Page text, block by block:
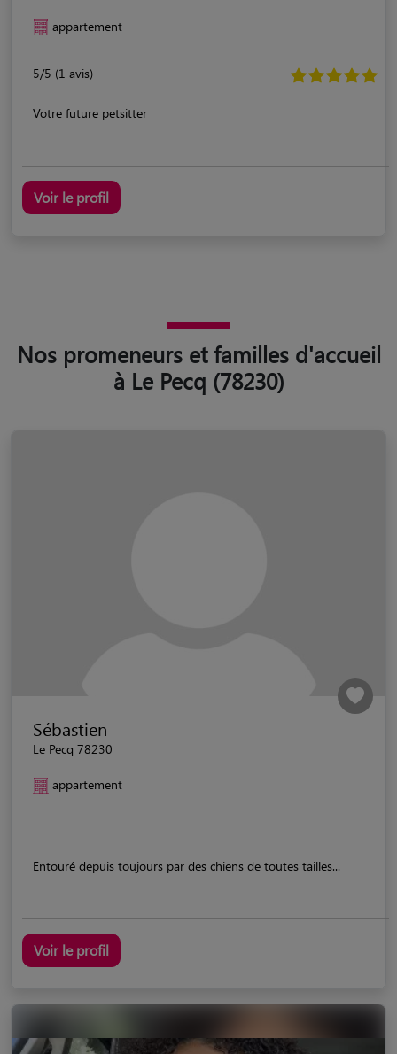
appartement
5/5 (1 avis)
Votre future petsitter
Voir le profil
Nos promeneurs et familles d'accueil
à Le Pecq (78230)
Sébastien
Le Pecq 78230
appartement
Entouré depuis toujours par des chiens de toutes tailles...
Voir le profil